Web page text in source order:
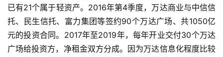
已有21个属于轻资产。2016年第4季度，万达商业与中信信
托、民生信托、富力集团等签约90个万达广场、共1050亿
元的投资合同。2017年至2019年，每年开业交付30个万达
广场给投资方，净租金双方分成。因为万达信息化程度比较